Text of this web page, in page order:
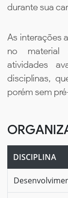
durante sua
As interações
no material
atividades
disciplinas,
porém sem
DISCIPLINA